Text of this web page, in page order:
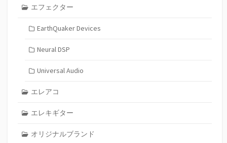
エフェクター
EarthQuaker Devices
Neural DSP
Universal Audio
エレアコ
エレキギター
オリジナルブランド